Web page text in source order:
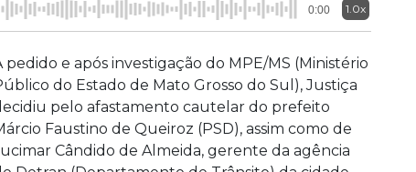
0:00 1.0x
pedido e após investigação do MPE/MS (Ministério
do Estado de Mato Grosso do Sul), Justiça
pelo afastamento cautelar do prefeito
Faustino de Queiroz (PSD), assim como de
Cândido de Almeida, gerente da agência